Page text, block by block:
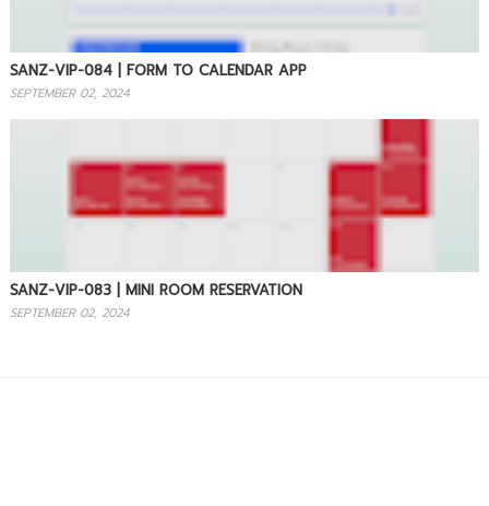
SANZ-VIP-084 | FORM TO CALENDAR APP
SEPTEMBER 02, 2024
SANZ-VIP-083 | MINI ROOM RESERVATION
SEPTEMBER 02, 2024